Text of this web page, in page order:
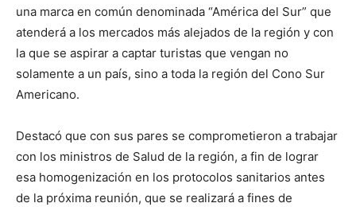
una marca en común denominada “América del Sur” que
atenderá a los mercados más alejados de la región y con
la que se aspirar a captar turistas que vengan no
solamente a un país, sino a toda la región del Cono Sur
Americano.
Destacó que con sus pares se comprometieron a trabajar
con los ministros de Salud de la región, a fin de lograr
esa homogenización en los protocolos sanitarios antes
de la próxima reunión, que se realizará a fines de